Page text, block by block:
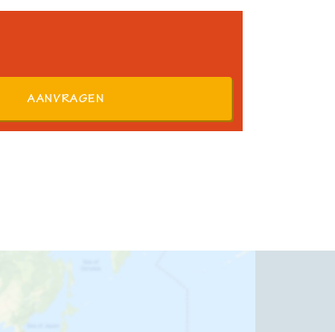
AANVRAGEN